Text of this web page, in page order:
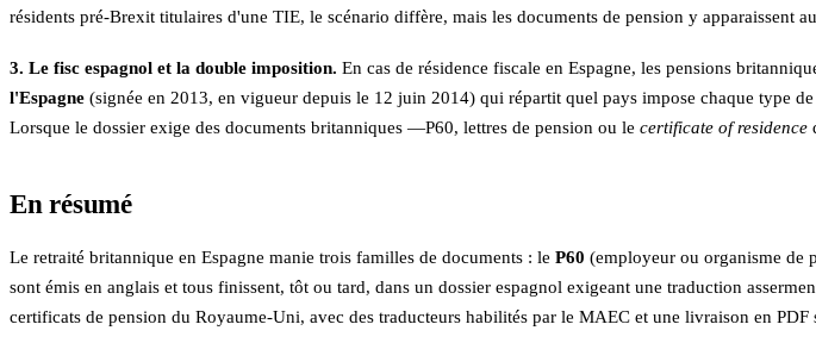
résidents pré-Brexit titulaires d'une TIE, le scénario diffère, mais les documents de pension y apparaissent
3. Le fisc espagnol et la double imposition. En cas de résidence fiscale en Espagne, les pensions
l'Espagne (signée en 2013, en vigueur depuis le 12 juin 2014) qui répartit quel pays impose chaque type
Lorsque le dossier exige des documents britanniques —P60, lettres de pension ou le certificate of residence
En résumé
Le retraité britannique en Espagne manie trois familles de documents : le P60 (employeur ou organisme de
sont émis en anglais et tous finissent, tôt ou tard, dans un dossier espagnol exigeant une traduction
certificats de pension du Royaume-Uni, avec des traducteurs habilités par le MAEC et une livraison en